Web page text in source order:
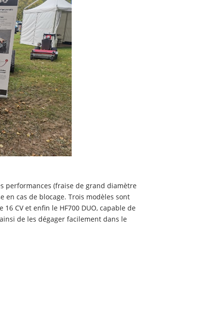
performances (fraise de grand diamètre
en cas de blocage. Trois modèles sont
CV et enfin le HF700 DUO, capable de
de les dégager facilement dans le